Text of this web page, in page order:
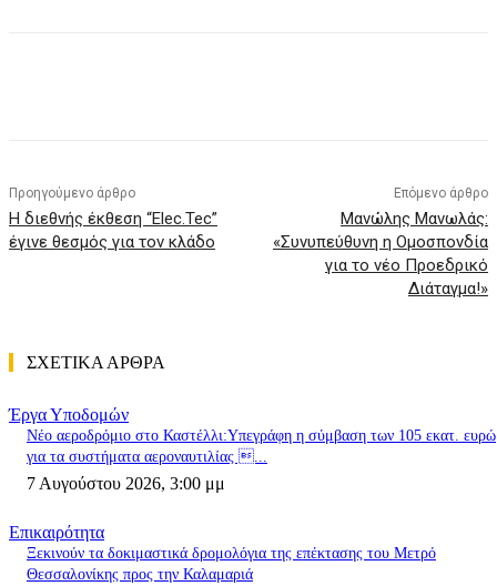
Προηγούμενο άρθρο
Η διεθνής έκθεση “Elec.Tec”
έγινε θεσμός για τον κλάδο
Επόμενο άρθρο
Μανώλης Μανωλάς:
«Συνυπεύθυνη η Ομοσπονδία
για το νέο Προεδρικό
Διάταγμα!»
ΣΧΕΤΙΚΑ ΑΡΘΡΑ
Έργα Υποδομών
Nέο αεροδρόμιο στο Καστέλλι:Υπεγράφη η σύμβαση των 105 εκατ. ευρώ
για τα συστήματα αεροναυτιλίας ...
7 Αυγούστου 2026, 3:00 μμ
Επικαιρότητα
Ξεκινούν τα δοκιμαστικά δρομολόγια της επέκτασης του Μετρό
Θεσσαλονίκης προς την Καλαμαριά